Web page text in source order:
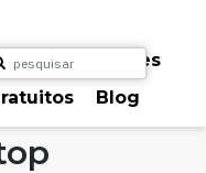
Para Particulares
Blog